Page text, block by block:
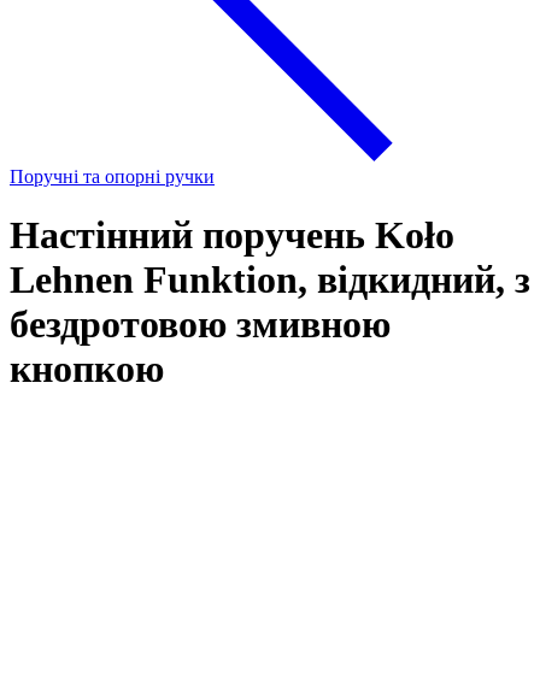
Поручні та опорні ручки
Настінний поручень Koło
Lehnen Funktion, відкидний, з
бездротовою змивною
кнопкою